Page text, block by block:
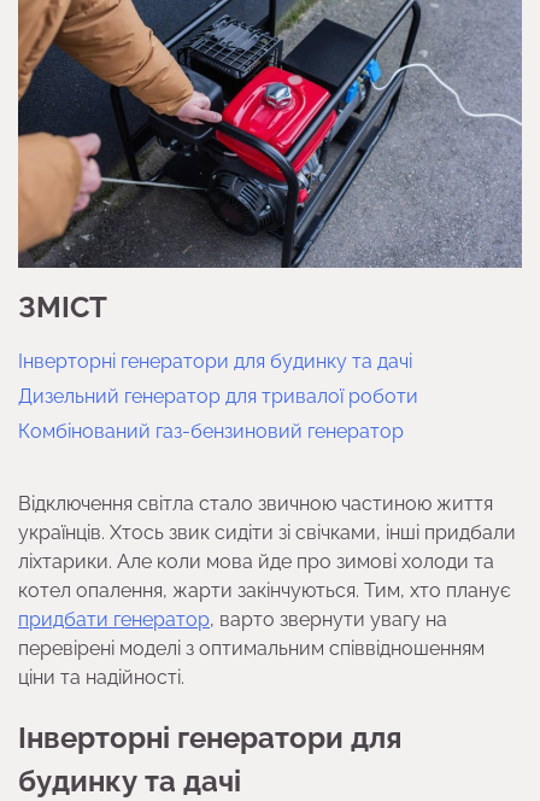
ЗМІСТ
Інверторні генератори для будинку та дачі
Дизельний генератор для тривалої роботи
Комбінований газ-бензиновий генератор
Відключення світла стало звичною частиною життя
українців. Хтось звик сидіти зі свічками, інші придбали
ліхтарики. Але коли мова йде про зимові холоди та
котел опалення, жарти закінчуються. Тим, хто планує
придбати генератор, варто звернути увагу на
перевірені моделі з оптимальним співвідношенням
ціни та надійності.
Інверторні генератори для
будинку та дачі